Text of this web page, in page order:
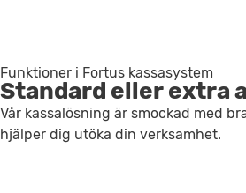
Funktioner i Fortus kassasystem
Standard eller extra
Vår kassalösning är smockad med
hjälper dig utöka din verksamhet.